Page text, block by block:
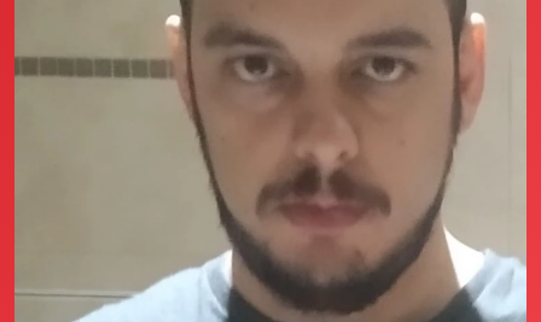
Scopri Club di Più
Le testimonianze Club di Più
La fondatrice Valeria Pilla
Annunci Donne
Agenzia matrimoniale Club di Più
Love Notebook